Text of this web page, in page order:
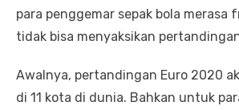
para penggemar sepak bola merasa
tidak bisa menyaksikan
Awalnya, pertandingan Euro 2020
di 11 kota di dunia. Bahkan untuk